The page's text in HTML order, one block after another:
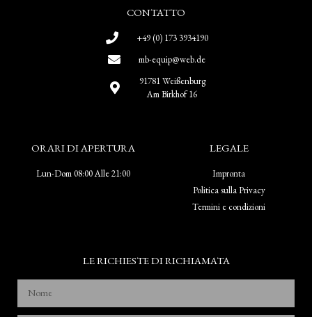
CONTATTO
+49 (0) 173 3934190
mb-equip@web.de
91781 Weißenburg
Am Birkhof 16
ORARI DI APERTURA
Lun-Dom 08:00 Alle 21:00
LEGALE
Impronta
Politica sulla Privacy
Termini e condizioni
LE RICHIESTE DI RICHIAMATA